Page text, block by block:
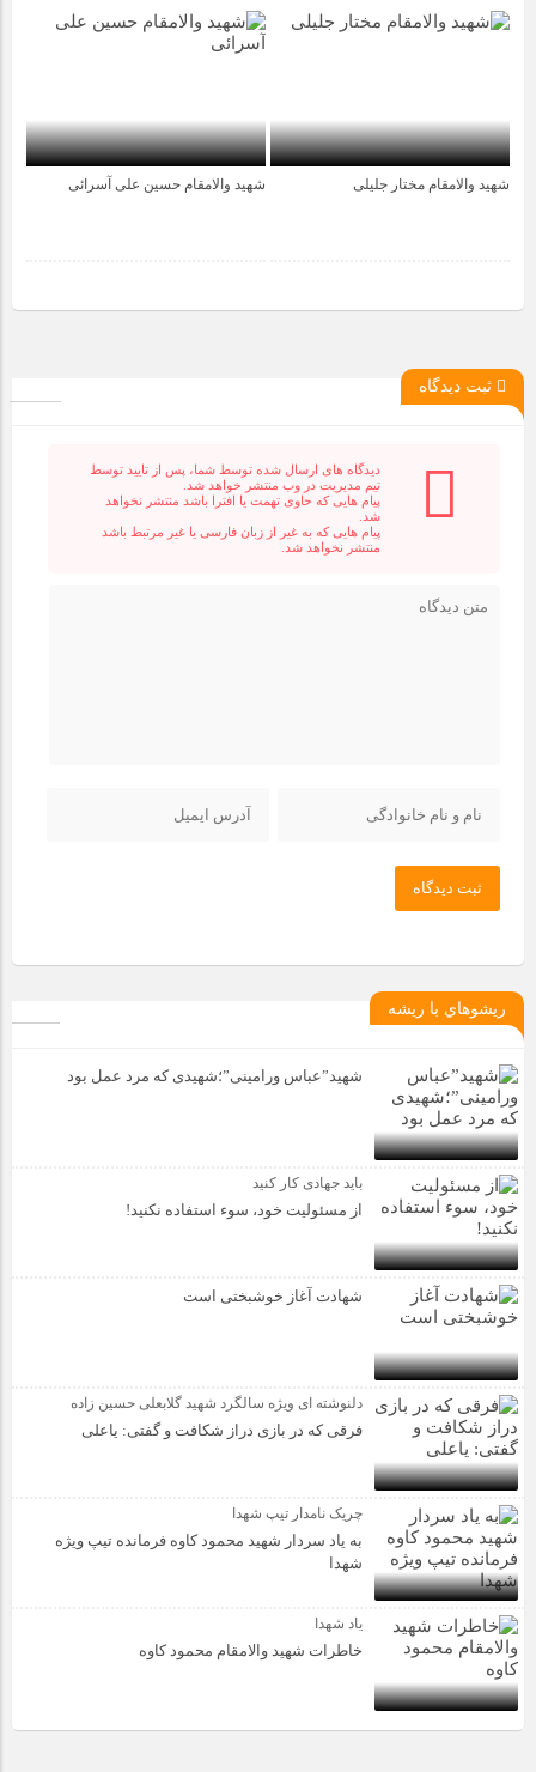
شهید والامقام مختار جلیلی شهید والامقام حسین علی آسرائی
ثبت دیدگاه
دیدگاه های ارسال شده توسط شما، پس از تایید توسط
تیم مدیریت در وب منتشر خواهد شد.
پیام هایی که حاوی تهمت یا افترا باشد منتشر نخواهد
شد.
پیام هایی که به غیر از زبان فارسی یا غیر مرتبط باشد
منتشر نخواهد شد.
ثبت دیدگاه
ريشوهاي با ريشه
شهید”عباس ورامینی”؛شهیدی که مرد عمل بود
باید جهادی کار کنید
از مسئولیت خود، سوء استفاده نکنید!
شهادت آغاز خوشبختی است
دلنوشته ای ویژه سالگرد شهید گلابعلی حسین زاده
فرقی که در بازی دراز شکافت و گفتی: یاعلی
چریک نامدار تیپ شهدا
به یاد سردار شهید محمود کاوه فرمانده تیپ ویژه
شهدا
یاد شهدا
خاطرات شهید والامقام محمود کاوه‌